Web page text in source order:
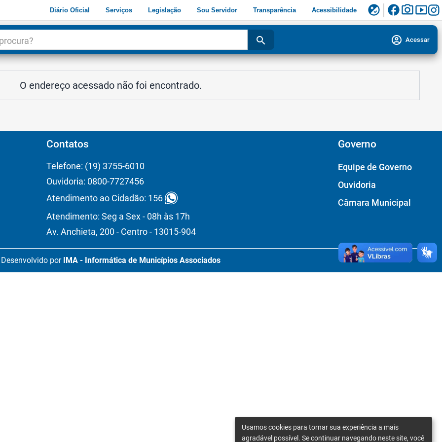
Diário Oficial Serviços Legislação Sou Servidor Transparência Acessibilidade flaky facebookphoto_camerasmart_display
search account_circle Acessar
O endereço acessado não foi encontrado.
Contatos
Telefone: (19) 3755-6010
Ouvidoria: 0800-7727456
Atendimento ao Cidadão: 156
Atendimento: Seg a Sex - 08h às 17h
Av. Anchieta, 200 - Centro - 13015-904
Governo
Equipe de Governo
Ouvidoria
Câmara Municipal
Desenvolvido por IMA - Informática de Municípios Associados
Usamos cookies para tornar sua experiência a mais
agradável possível. Se continuar navegando neste site, você